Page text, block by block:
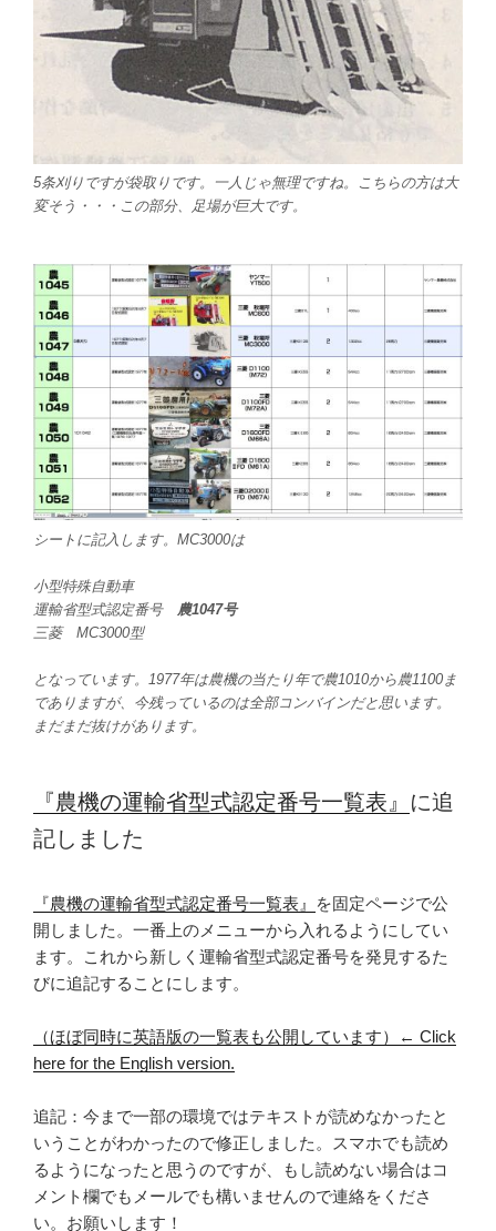
5条刈りですが袋取りです。一人じゃ無理ですね。こちらの方は大
変そう・・・この部分、足場が巨大です。
シートに記入します。MC3000は
小型特殊自動車
運輸省型式認定番号 農1047号
三菱 MC3000型
となっています。1977年は農機の当たり年で農1010から農1100ま
でありますが、今残っているのは全部コンバインだと思います。
まだまだ抜けがあります。
『農機の運輸省型式認定番号一覧表』 に追
記しました
『農機の運輸省型式認定番号一覧表』
を固定ページで公
開しました。一番上のメニューから入れるようにしてい
ます。これから新しく運輸省型式認定番号を発見するた
びに追記することにします。
（ほぼ同時に英語版の一覧表も公開しています）← Click
here for the English version.
追記：今まで一部の環境ではテキストが読めなかったと
いうことがわかったので修正しました。スマホでも読め
るようになったと思うのですが、もし読めない場合はコ
メント欄でもメールでも構いませんので連絡をくださ
い。お願いします！